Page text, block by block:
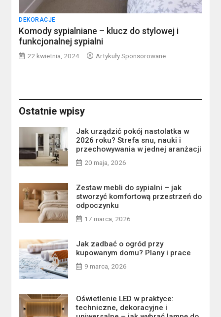
DEKORACJE
Komody sypialniane – klucz do stylowej i
funkcjonalnej sypialni
22 kwietnia, 2024 Artykuły Sponsorowane
Ostatnie wpisy
Jak urządzić pokój nastolatka w
2026 roku? Strefa snu, nauki i
przechowywania w jednej aranżacji
20 maja, 2026
Zestaw mebli do sypialni – jak
stworzyć komfortową przestrzeń do
odpoczynku
17 marca, 2026
Jak zadbać o ogród przy
kupowanym domu? Plany i prace
9 marca, 2026
Oświetlenie LED w praktyce:
techniczne, dekoracyjne i